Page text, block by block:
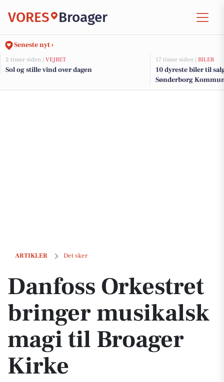
VORES Broager
Seneste nyt ›
2 timer siden | VEJRET
Sol og stille vind over dagen
17 timer siden | BILER
10 dyreste biler til
Sønderborg
ARTIKLER Det sker
Danfoss Orkestret bringer musikalsk magi til Broager Kirke
Danfoss Orkestret
bringer musikalsk
magi til Broager
Kirke